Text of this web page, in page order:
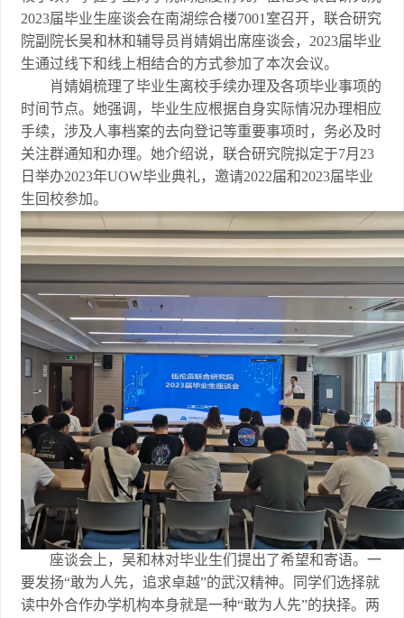
2023届毕业生座谈会在南湖综合楼7001室召开，联合研究
院副院长吴和林和辅导员肖婧娟出席座谈会，2023届毕业
生通过线下和线上相结合的方式参加了本次会议。
肖婧娟梳理了毕业生离校手续办理及各项毕业事项的
时间节点。她强调，毕业生应根据自身实际情况办理相应
手续，涉及人事档案的去向登记等重要事项时，务必及时
关注群通知和办理。 她介绍说，联合研究院拟定于7月 23
日举办2023年UOW毕业典礼，邀请2022届和2023届毕业
生回校参加。
座谈会上，吴和林对毕业生们提出了希望和寄语。一
要发扬“敢为人先，追求卓越”的武汉精神。同学们选择就
读中外合作办学机构本身就是一种“敢为人先”的抉择。两